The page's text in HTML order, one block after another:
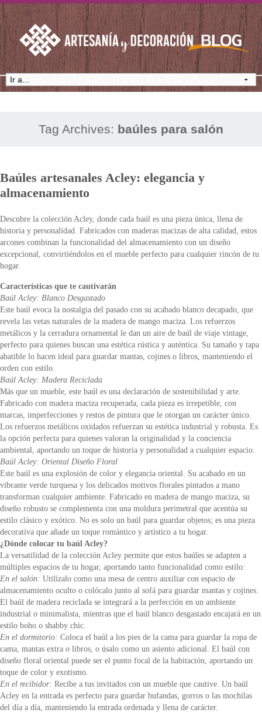
Tag Archives: baúles para salón
Baúles artesanales Acley: elegancia y
almacenamiento
Descubre la colección Acley, donde cada baúl es una pieza única, llena de
historia y personalidad. Fabricados con maderas macizas de alta calidad, estos
arcones combinan la funcionalidad del almacenamiento con un diseño
excepcional, convirtiéndolos en el mueble perfecto para cualquier rincón de tu
hogar.
Características que te cautivarán
Baúl Acley: Blanco Desgastado
Este baúl evoca la nostalgia del pasado con su acabado blanco decapado, que
revela las vetas naturales de la madera de mango maciza. Los refuerzos
metálicos y la cerradura ornamental le dan un aire de baúl de viaje vintage,
perfecto para quienes buscan una estética rústica y auténtica. Su tamaño y tapa
abatible lo hacen ideal para guardar mantas, cojines o libros, manteniendo el
orden con estilo.
Baúl Acley: Madera Reciclada
Más que un mueble, este baúl es una declaración de sostenibilidad y arte.
Fabricado con madera maciza recuperada, cada pieza es irrepetible, con
marcas, imperfecciones y restos de pintura que le otorgan un carácter único.
Los refuerzos metálicos oxidados refuerzan su estética industrial y robusta. Es
la opción perfecta para quienes valoran la originalidad y la conciencia
ambiental, aportando un toque de historia y personalidad a cualquier espacio.
Baúl Acley: Oriental Diseño Floral
Este baúl es una explosión de color y elegancia oriental. Su acabado en un
vibrante verde turquesa y los delicados motivos florales pintados a mano
transforman cualquier ambiente. Fabricado en madera de mango maciza, su
diseño robusto se complementa con una moldura perimetral que acentúa su
estilo clásico y exótico. No es solo un baúl para guardar objetos; es una pieza
decorativa que añade un toque romántico y artístico a tu hogar.
¿Dónde colocar tu baúl Acley?
La versatilidad de la colección Acley permite que estos baúles se adapten a
múltiples espacios de tu hogar, aportando tanto funcionalidad como estilo:
En el salón: Utilízalo como una mesa de centro auxiliar con espacio de
almacenamiento oculto o colócalo junto al sofá para guardar mantas y cojines.
El baúl de madera reciclada se integrará a la perfección en un ambiente
industrial o minimalista, mientras que el baúl blanco desgastado encajará en un
estilo boho o shabby chic.
En el dormitorio: Coloca el baúl a los pies de la cama para guardar la ropa de
cama, mantas extra o libros, o úsalo como un asiento adicional. El baúl con
diseño floral oriental puede ser el punto focal de la habitación, aportando un
toque de color y exotismo.
En el recibidor: Recibe a tus invitados con un mueble que cautive. Un baúl
Acley en la entrada es perfecto para guardar bufandas, gorros o las mochilas
del día a día, manteniendo la entrada ordenada y llena de carácter.